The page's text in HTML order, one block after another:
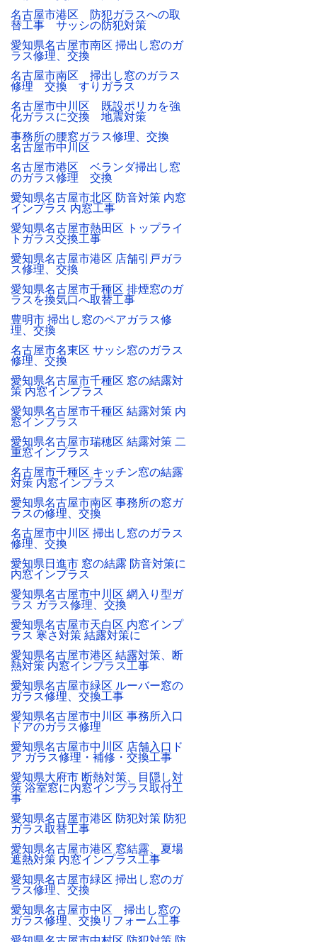
名古屋市港区 防犯ガラスへの取
替工事 サッシの防犯対策
愛知県名古屋市南区 掃出し窓のガ
ラス修理、交換
名古屋市南区 掃出し窓のガラス
修理 交換 すりガラス
名古屋市中川区 既設ポリカを強
化ガラスに交換 地震対策
事務所の腰窓ガラス修理、交換
名古屋市中川区
名古屋市港区 ベランダ掃出し窓
のガラス修理 交換
愛知県名古屋市北区 防音対策 内窓
インプラス 内窓工事
愛知県名古屋市熱田区 トップライ
トガラス交換工事
愛知県名古屋市港区 店舗引戸ガラ
ス修理、交換
愛知県名古屋市千種区 排煙窓のガ
ラスを換気口へ取替工事
豊明市 掃出し窓のペアガラス修
理、交換
名古屋市名東区 サッシ窓のガラス
修理、交換
愛知県名古屋市千種区 窓の結露対
策 内窓インプラス
愛知県名古屋市千種区 結露対策 内
窓インプラス
愛知県名古屋市瑞穂区 結露対策 二
重窓インプラス
名古屋市千種区 キッチン窓の結露
対策 内窓インプラス
愛知県名古屋市南区 事務所の窓ガ
ラスの修理、交換
名古屋市中川区 掃出し窓のガラス
修理、交換
愛知県日進市 窓の結露 防音対策に
内窓インプラス
愛知県名古屋市中川区 網入り型ガ
ラス ガラス修理、交換
愛知県名古屋市天白区 内窓インプ
ラス 寒さ対策 結露対策に
愛知県名古屋市港区 結露対策、断
熱対策 内窓インプラス工事
愛知県名古屋市緑区 ルーバー窓の
ガラス修理、交換工事
愛知県名古屋市中川区 事務所入口
ドアのガラス修理
愛知県名古屋市中川区 店舗入口ド
ア ガラス修理・補修・交換工事
愛知県大府市 断熱対策、目隠し対
策 浴室窓に内窓インプラス取付工
事
愛知県名古屋市港区 防犯対策 防犯
ガラス取替工事
愛知県名古屋市港区 窓結露、夏場
遮熱対策 内窓インプラス工事
愛知県名古屋市緑区 掃出し窓のガ
ラス修理、交換
愛知県名古屋市中区 掃出し窓の
ガラス修理、交換リフォーム工事